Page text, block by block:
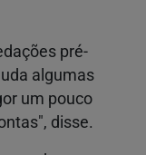
pré-
algumas
um pouco
disse.